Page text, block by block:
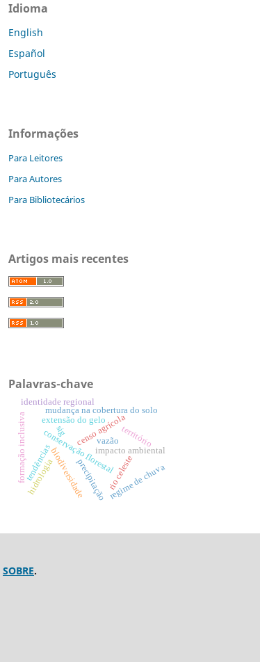
Idioma
English
Español
Português
Informações
Para Leitores
Para Autores
Para Bibliotecários
Artigos mais recentes
Palavras-chave
conservação florestalimpacto ambiental
censo agrícola
biodiversidade
mudança na cobertura do solo
rio celeste
tendências precipitação
vazão
hidrologia regime de chuva
extensão do gelo
território
identidade regional
formação inclusiva sig
SOBRE.